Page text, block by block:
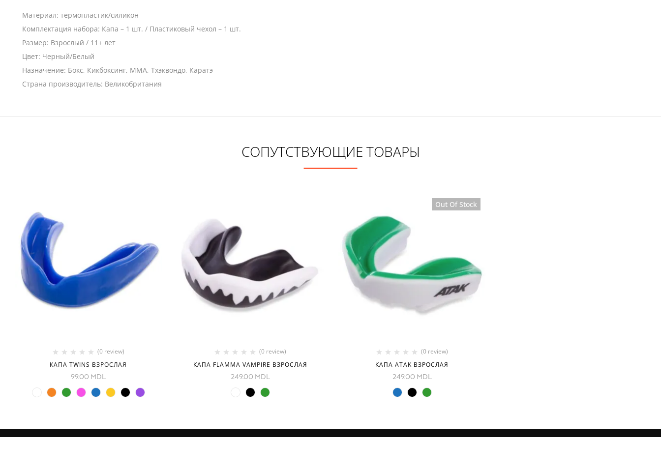
Материал: термопластик/силикон
Комплектация набора: Капа – 1 шт. / Пластиковый чехол – 1 шт.
Размер: Взрослый / 11+ лет
Цвет: Черный/Белый
Назначение: Бокс, Кикбоксинг, ММА, Тхэквондо, Каратэ
Страна производитель: Великобритания
СОПУТСТВУЮЩИЕ ТОВАРЫ
(0 review)
КАПА TWINS ВЗРОСЛАЯ
99.00 MDL
(0 review)
КАПА FLAMMA VAMPIRE ВЗРОСЛАЯ
249.00 MDL
Out Of Stock
(0 review)
КАПА ATAK ВЗРОСЛАЯ
249.00 MDL